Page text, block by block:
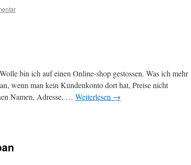
bin ich auf einen Online-shop gestossen. Was ich mehr
wenn man kein Kundenkonto dort hat, Preise nicht
Namen, Adresse, … Weiterlesen →